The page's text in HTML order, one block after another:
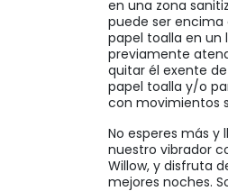
en una zona
puede ser encima
papel toalla en un
previamente
quitar él exente
papel toalla y/o
con movimientos
No esperes más y
nuestro vibrador
Willow, y disfruta
mejores noches.